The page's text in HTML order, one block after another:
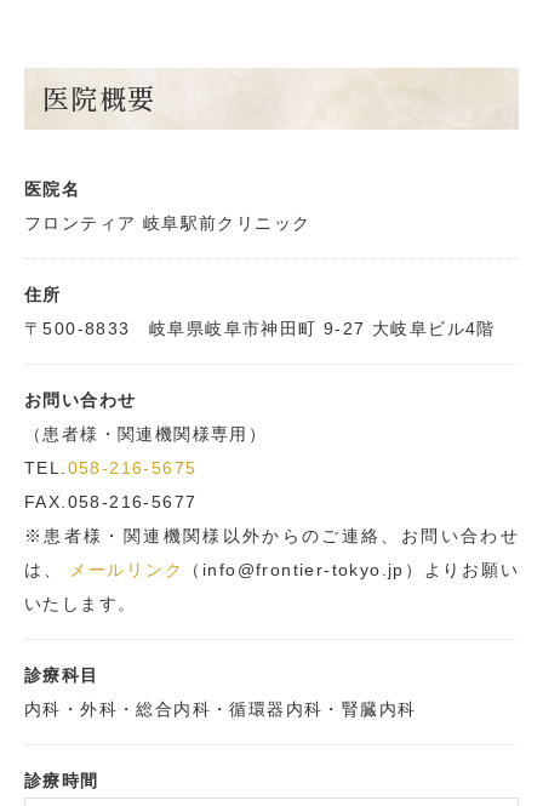
医院概要
医院名
フロンティア 岐阜駅前クリニック
住所
〒500-8833 岐阜県岐阜市神田町 9-27 大岐阜ビル4階
お問い合わせ
（患者様・関連機関様専用）
TEL. 058-216-5675
FAX.058-216-5677
※患者様・関連機関様以外からのご連絡、お問い合わせ
は、
メールリンク
（info@frontier-tokyo.jp）よりお願い
いたします。
診療科目
内科・外科・総合内科・循環器内科・腎臓内科
診療時間